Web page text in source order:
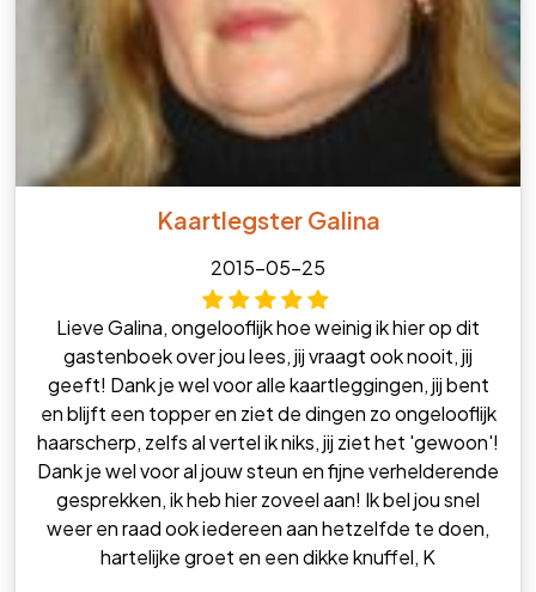
Kaartlegster Galina
2015-05-25
Lieve Galina, ongelooflijk hoe weinig ik hier op dit
gastenboek over jou lees, jij vraagt ook nooit, jij
geeft! Dank je wel voor alle kaartleggingen, jij bent
en blijft een topper en ziet de dingen zo ongelooflijk
haarscherp, zelfs al vertel ik niks, jij ziet het 'gewoon'!
Dank je wel voor al jouw steun en fijne verhelderende
gesprekken, ik heb hier zoveel aan! Ik bel jou snel
weer en raad ook iedereen aan hetzelfde te doen,
hartelijke groet en een dikke knuffel, K